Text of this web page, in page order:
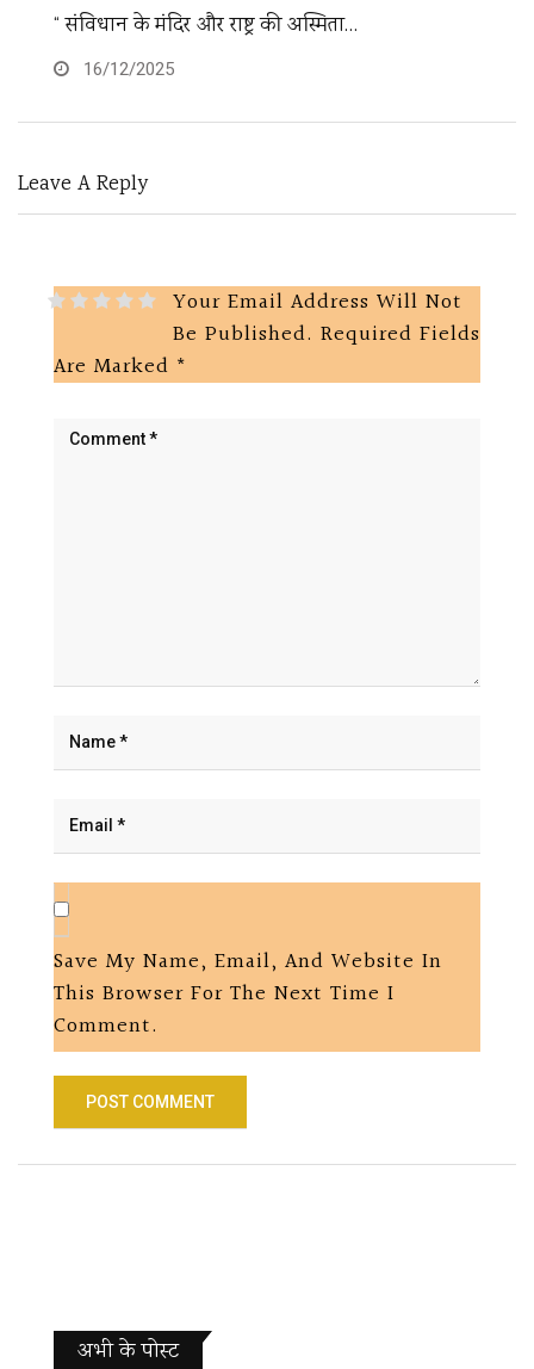
“ संविधान के मंदिर और राष्ट्र की अस्मिता…
16/12/2025
Leave A Reply
Your Email Address Will Not
Be Published. Required Fields
Are Marked *
Save My Name, Email, And Website In
This Browser For The Next Time I
Comment.
अभी के पोस्‍ट